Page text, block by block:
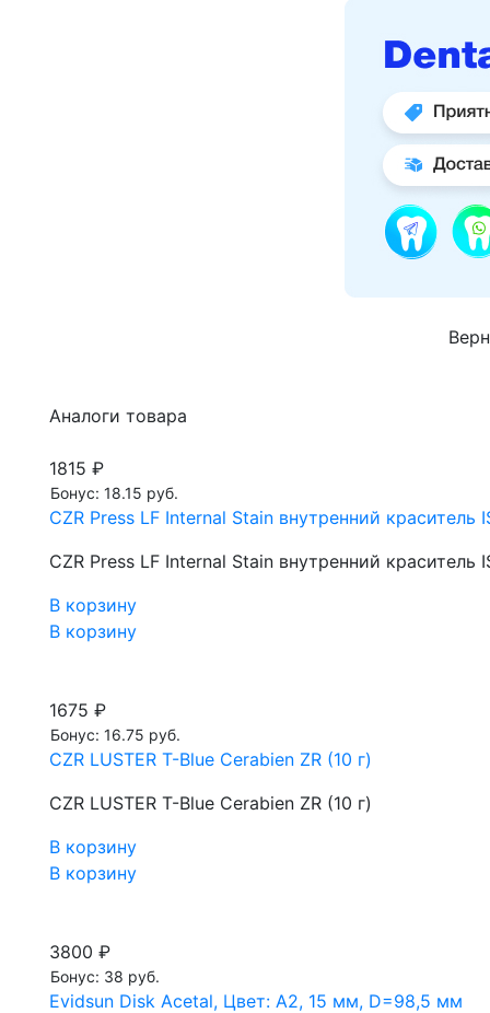
Аналоги товара
1815 ₽
Бонус: 18.15 руб.
CZR Press LF Internal Stain внутренний краситель
CZR Press LF Internal Stain внутренний краситель
В корзину
В корзину
1675 ₽
Бонус: 16.75 руб.
CZR LUSTER T-Blue Cerabien ZR (10 г)
CZR LUSTER T-Blue Cerabien ZR (10 г)
В корзину
В корзину
3800 ₽
Бонус: 38 руб.
Evidsun Disk Acetal, Цвет: A2, 15 мм, D=98,5 мм